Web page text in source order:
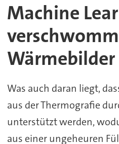
Machine
Wärmebilder
Was auch daran liegt,
aus der Thermografie
unterstützt werden,
aus einer ungeheuren